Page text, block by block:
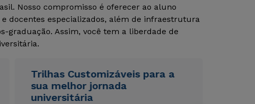
Nosso compromisso é oferecer ao aluno
docentes especializados, além de infraestrutura
graduação. Assim, você tem a liberdade de
Trilhas Customizáveis para a
sua melhor jornada
universitária
Rápido e fácil
WhatsApp
Rápido e fácil
WhatsApp